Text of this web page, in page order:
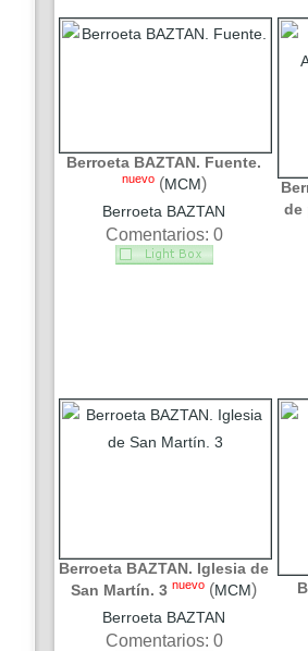
Berroeta BAZTAN. Fuente.
nuevo (MCM)
Berroeta BAZTAN
Comentarios: 0
de
Berroeta BAZTAN. Iglesia de
San Martín. 3 nuevo (MCM)
Berroeta BAZTAN
Comentarios: 0